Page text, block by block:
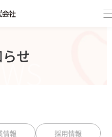
せ
情報 採用情報